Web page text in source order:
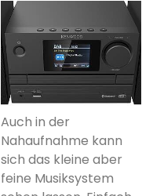
Auch in der
Nahaufnahme kann
sich das kleine aber
feine Musiksystem